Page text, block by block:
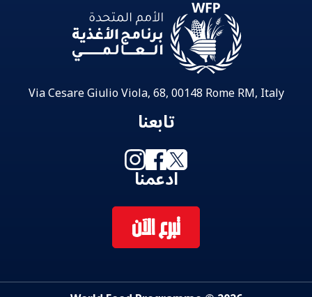
Via Cesare Giulio Viola, 68, 00148 Rome RM, Italy
تابعنا
ادعمنا
تبرع الآن